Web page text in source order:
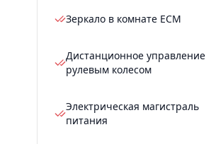
Зеркало в комнате ECM
Дистанционное управление
рулевым колесом
Электрическая магистраль
питания